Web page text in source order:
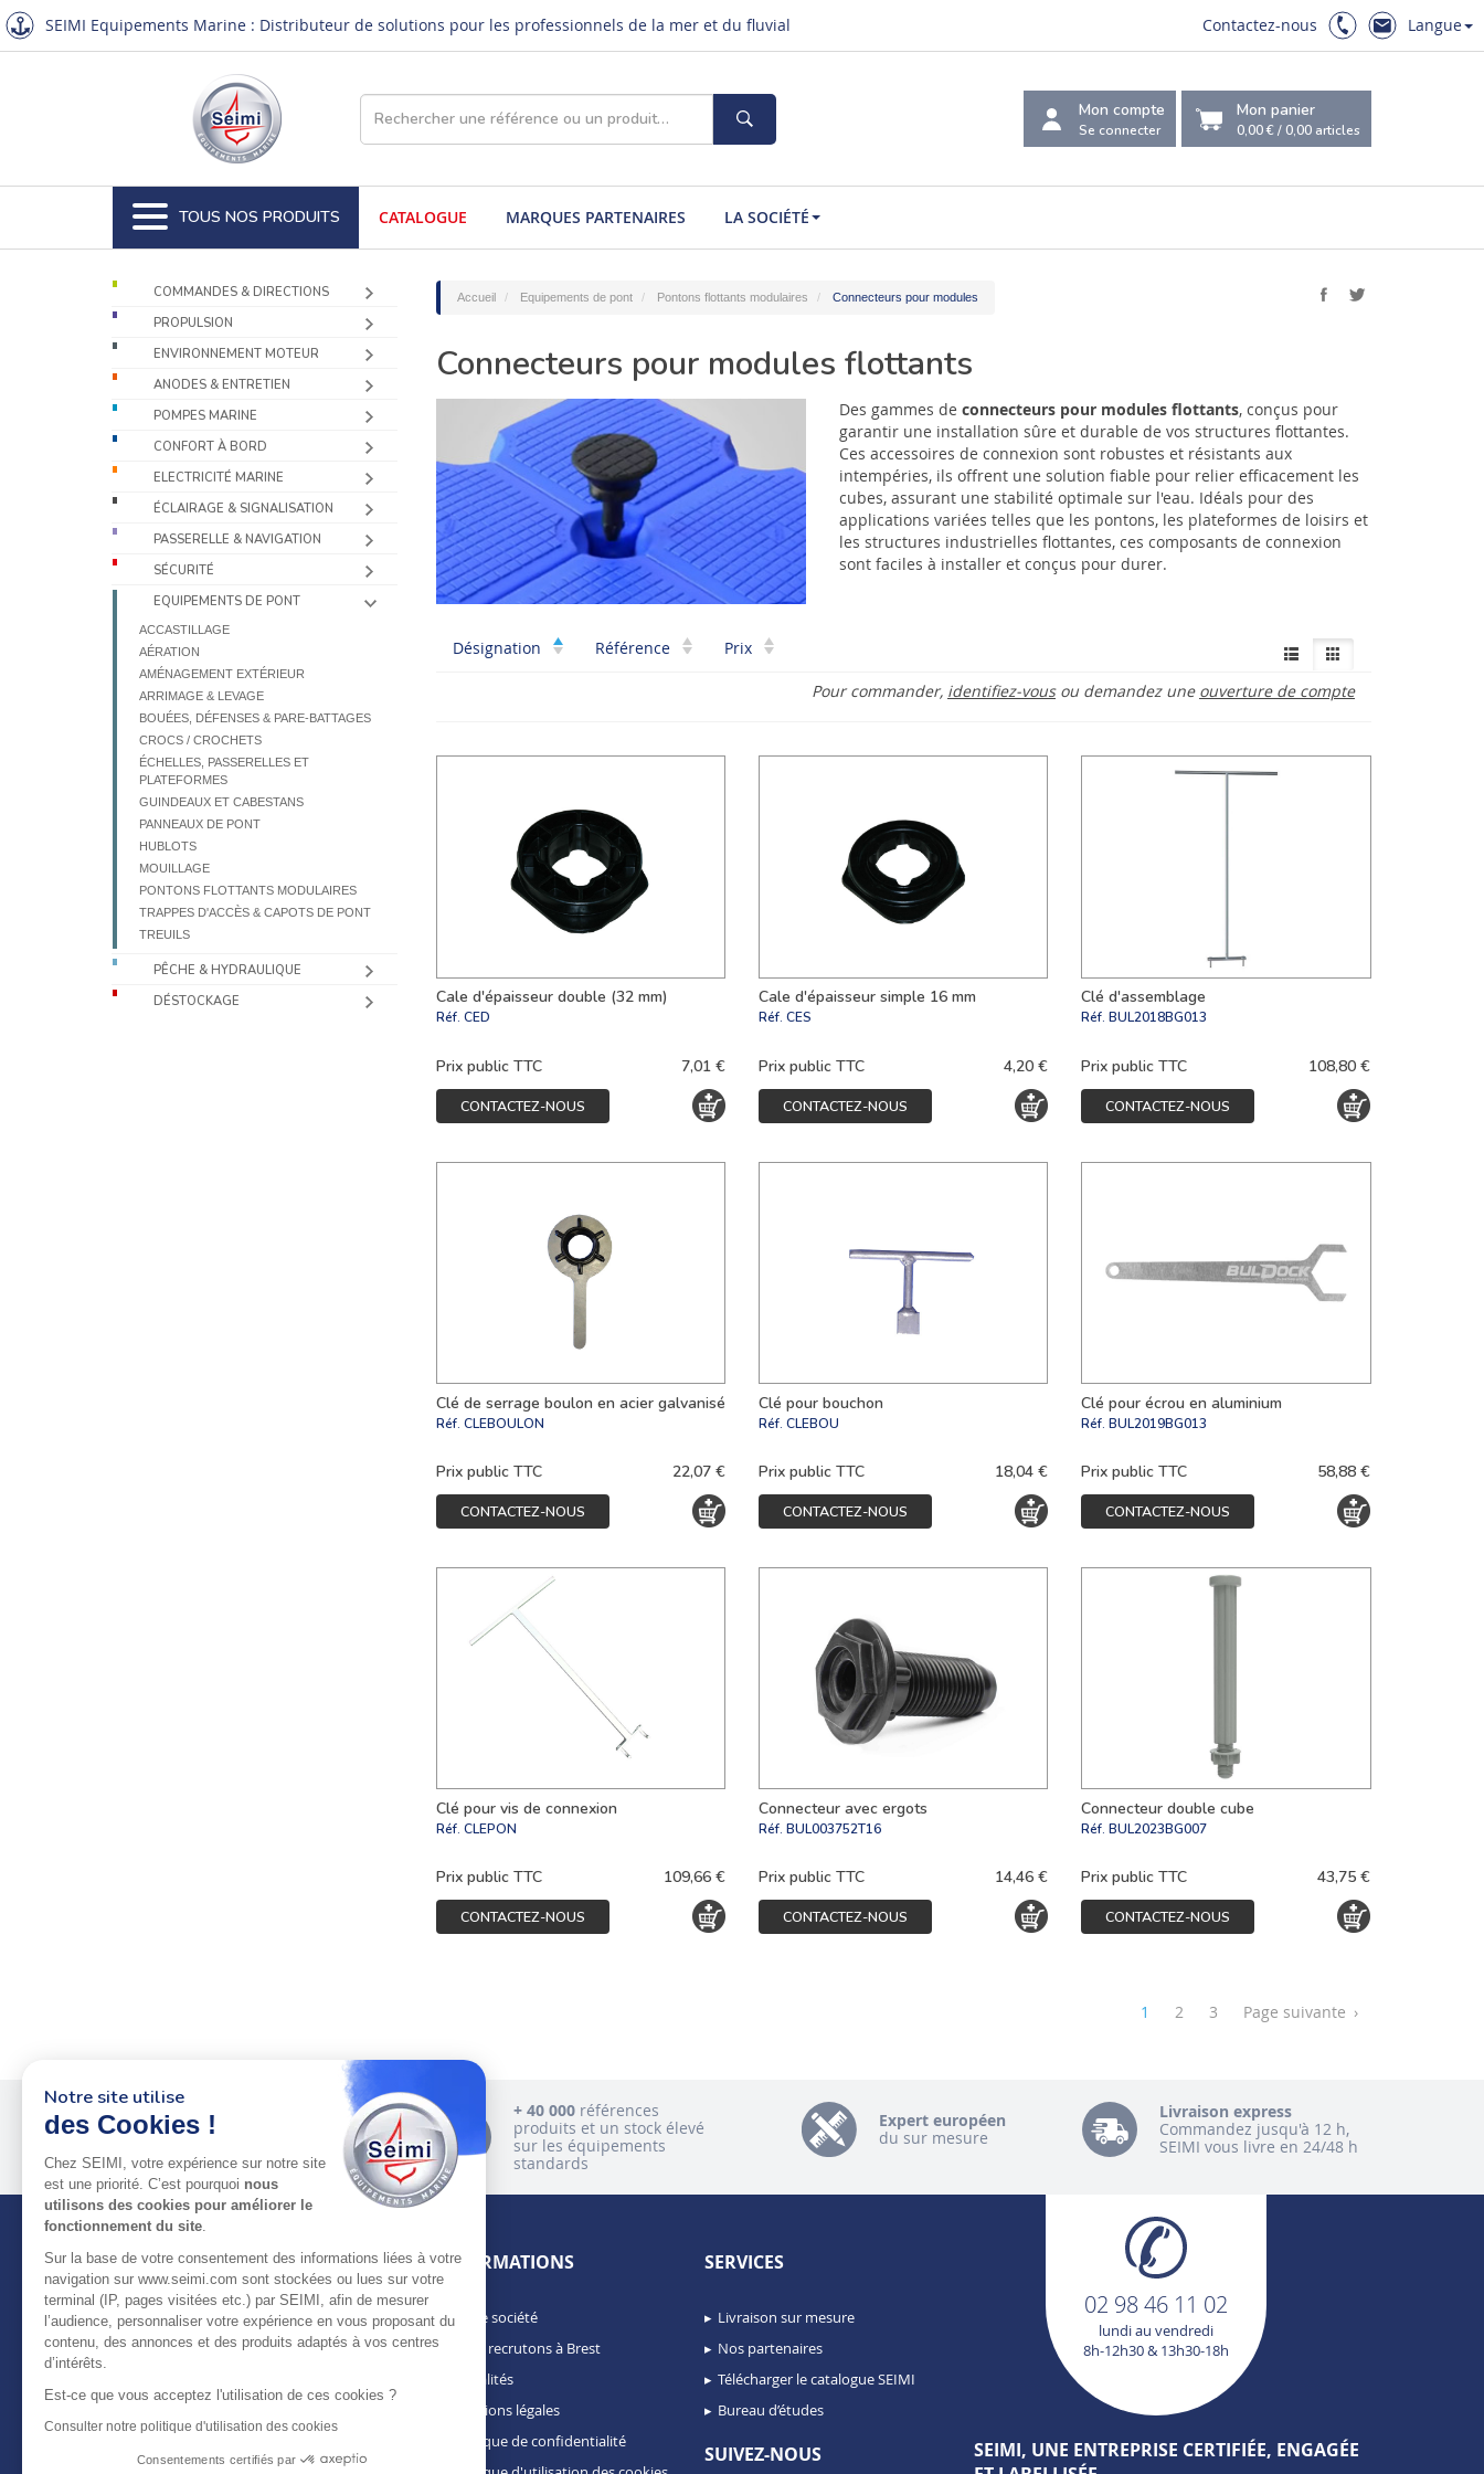
SEIMI Equipements Marine : Distributeur de solutions pour les professionnels de la mer et du fluvial Contactez-nous Langue
Mon compte
Se connecter
Mon panier
0,00 €/0,00 articles
TOUS NOS PRODUITS CATALOGUE MARQUES PARTENAIRES LA SOCIÉTÉ
COMMANDES & DIRECTIONS
PROPULSION
ENVIRONNEMENT MOTEUR
ANODES & ENTRETIEN
POMPES MARINE
CONFORT À BORD
ELECTRICITÉ MARINE
ÉCLAIRAGE & SIGNALISATION
PASSERELLE & NAVIGATION
SÉCURITÉ
EQUIPEMENTS DE PONT
ACCASTILLAGE
AÉRATION
AMÉNAGEMENT EXTÉRIEUR
ARRIMAGE & LEVAGE
BOUÉES, DÉFENSES & PARE-BATTAGES
CROCS / CROCHETS
ÉCHELLES, PASSERELLES ET
PLATEFORMES
GUINDEAUX ET CABESTANS
PANNEAUX DE PONT
HUBLOTS
MOUILLAGE
PONTONS FLOTTANTS MODULAIRES
TRAPPES D'ACCÈS & CAPOTS DE PONT
TREUILS
PÊCHE & HYDRAULIQUE
DÉSTOCKAGE
Accueil Equipements de pont Pontons flottants modulaires Connecteurs pour modules
Connecteurs pour modules flottants
Des gammes deconnecteurs pour modules flottants, conçus pour
garantir une installation sûre et durable de vos structures flottantes.
Ces accessoires de connexion sont robustes et résistants aux
intempéries, ils offrent une solution fiable pour relier efficacement les
cubes, assurant une stabilité optimale sur l'eau. Idéals pour des
applications variées telles que les pontons, les plateformes de loisirs et
les structures industrielles flottantes, ces composants de connexion
sont faciles à installer et conçus pour durer.
Désignation Référence Prix
Pour commander, identifiez-vousou demandez une ouverture de compte
Cale d'épaisseur double (32 mm)
Réf. CED
Prix public TTC 7,01 €
CONTACTEZ-NOUS
Cale d'épaisseur simple 16 mm
Réf. CES
Prix public TTC 4,20 €
CONTACTEZ-NOUS
Clé d'assemblage
Réf.BUL2018BG013
Prix public TTC 108,80 €
CONTACTEZ-NOUS
Clé de serrage boulon en acier galvanisé
Réf. CLEBOULON
Prix public TTC 22,07 €
CONTACTEZ-NOUS
Clé pour bouchon
Réf. CLEBOU
Prix public TTC 18,04 €
CONTACTEZ-NOUS
Clé pour écrou en aluminium
Réf.BUL2019BG013
Prix public TTC 58,88 €
CONTACTEZ-NOUS
Clé pour vis de connexion
Réf. CLEPON
Prix public TTC 109,66 €
CONTACTEZ-NOUS
Connecteur avec ergots
Réf. BUL003752T16
Prix public TTC 14,46 €
CONTACTEZ-NOUS
Connecteur double cube
Réf.BUL2023BG007
Prix public TTC 43,75 €
CONTACTEZ-NOUS
1 2 3 ›
Page suivante
Plus de 50 ans
au service
des pros
+ 40 000 références
produits et un stock élevé
sur les équipements
standards
Expert européen
du sur mesure
Livraison express
Commandez jusqu'à 12 h,
SEIMI vous livre en 24/48 h
À PROPOS DE SEIMI
Depuis plus de 50 ans, nous apportons des
chantiers de construction navale, de refit,
spécialisés, armateurs et entreprises de
maintenance. Une offre de produits
INFORMATIONS
Notre société
Nous recrutons à Brest
Actualités
Mentions légales
Politique de confidentialité
SERVICES
Livraison sur mesure
Nos partenaires
Télécharger le catalogue SEIMI
Bureau d’études
SUIVEZ-NOUS
02 98 46 11 02
lundi au vendredi
8h-12h30 & 13h30-18h
SEIMI, UNE ENTREPRISE CERTIFIÉE, ENGAGÉE
Notre site utilise
des Cookies !
Chez SEIMI, votre expérience sur notre site
est une priorité. C’est pourquoi nous
utilisons des cookies pour améliorer le
fonctionnement du site.
Sur la base de votre consentement des informations liées à votre
navigation sur www.seimi.com sont stockées ou lues sur votre
terminal (IP, pages visitées etc.) par SEIMI, afin de mesurer
l’audience, personnaliser votre expérience en vous proposant du
contenu, des annonces et des produits adaptés à vos centres
d’intérêts.
Est-ce que vous acceptez l'utilisation de ces cookies ?
Consulter notre politique d'utilisation des cookies
Consentements certifiés par